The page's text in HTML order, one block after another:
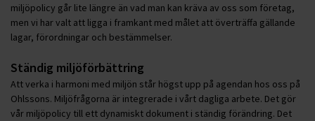
miljöpolicy går lite längre än vad man kan kräva av oss som företag,
men vi har valt att ligga i framkant med målet att överträffa gällande
lagar, förordningar och bestämmelser.
Ständig miljöförbättring
Att verka i harmoni med miljön står högst upp på agendan hos oss på
Ohlssons. Miljöfrågorna är integrerade i vårt dagliga arbete. Det gör
vår miljöpolicy till ett dynamiskt dokument i ständig förändring. Det